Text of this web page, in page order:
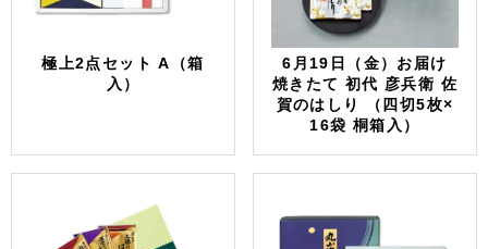
極上2点セット A（箱
入）
6月19日（金）お届け
焼きたて 初代 彦兵衛 佐
賀のはしり （四切5枚×
16袋 桐箱入）